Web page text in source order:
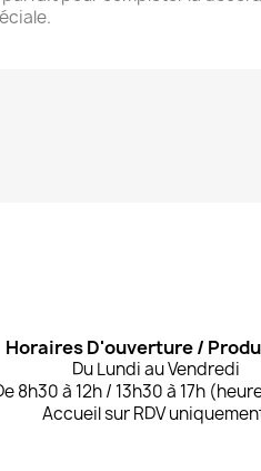
Horaires D'ouverture /
Du Lundi au Vendredi
8h30 à 12h / 13h30 à 17h
Accueil sur RDV